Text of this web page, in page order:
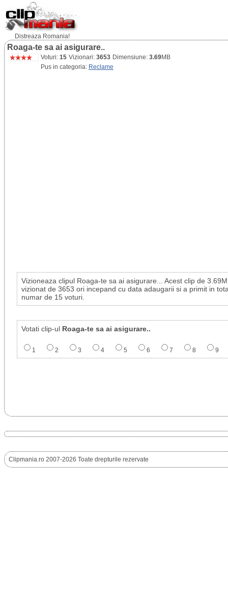
Distreaza Romania!
Roaga-te sa ai asigurare..
Voturi: 15 Vizionari: 3653 Dimensiune: 3.69MB
Pus in categoria: Reclame
Vizioneaza clipul Roaga-te sa ai asigurare... Acest clip de
vizionat de 3653 ori incepand cu data adaugarii si a primit in
numar de 15 voturi.
Votati clip-ul Roaga-te sa ai asigurare..
1 2 3 4 5 6 7 8 9
Clipmania.ro 2007-2026 Toate drepturile rezervate